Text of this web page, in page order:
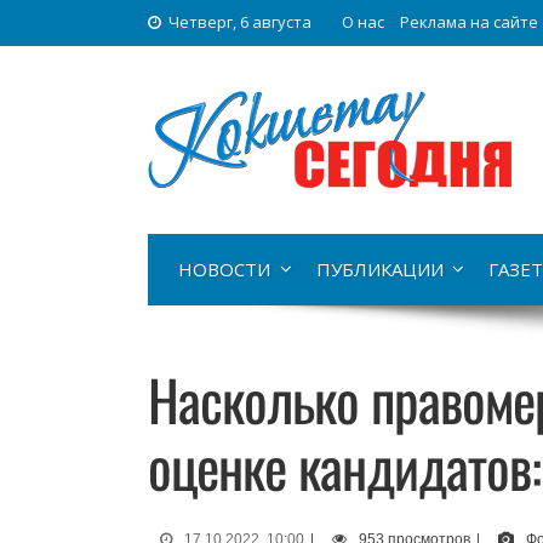
Четверг, 6 августа О нас Реклама на сайте
НОВОСТИ ПУБЛИКАЦИИ
Насколько
оценке
17.10.2022, 10:00 | 953 просмотров |